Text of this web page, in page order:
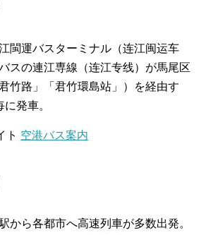
閩運バスターミナル（连江闽运车
スの連江専線（连江专线）が馬尾区
竹路」「君竹環島站」）を経由す
発車。
ト 空港バス案内
から各都市へ高速列車が多数出発。